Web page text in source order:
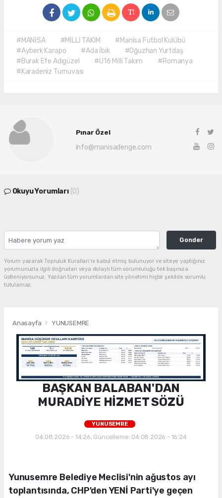
#MANİSA #MİLLİ TAKIM
#Manisa Futbol Kulübü
#Ayberk Karapo
#Ada İbik
#Oğuzhan Yurtdaş
#Burak Efe Adıgüzel
#U16 Milli Takım
#Romanya
#Karadeniz Turnuvası
Pınar Özel
info@manisadenge.com
Okuyu Yorumları (0)
Gonder
Yorum yazarak Topluluk Kuralları’nı kabul etmiş bulunuyor ve siteye yaptığınız
yorumunuzla ilgili doğrudan veya dolaylı tüm sorumluluğu tek başınıza
üstleniyorsunuz. Yazılan tüm yorumlardan site yönetimi hiçbir şekilde sorumlu
tutulamaz.
Anasayfa YUNUSEMRE
BAŞKAN BALABAN'DAN
MURADİYE HİZMET SÖZÜ
YUNUSEMRE
04.08.2026 - 14:26, Güncelleme: 04.08.2026 - 16:24
Yunusemre Belediye Meclisi'nin ağustos ayı
toplantısında, CHP'den YENİ Parti'ye geçen